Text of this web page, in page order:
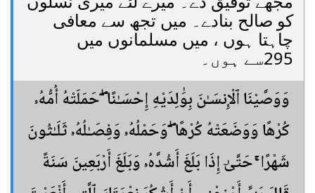
کو صالح بنادے۔ میں تجھ سے معافی
چاہتا ہوں ، میں مسلمانوں میں
295سے ہوں۔
وَوَصَّيْنَا ٱلْإِنسَـٰنَ بِوَٰلِدَيْهِ إِحْسَـٰنًا ۖ حَمَلَتْهُ أُمُّهُۥ
كُرْهًا وَوَضَعَتْهُ كُرْهًا ۖ وَحَمْلُهُۥ وَفِصَـٰلُهُۥ ثَلَـٰثُونَ
شَهْرًا ۚ حَتَّىٰٓ إِذَا بَلَغَ أَشُدَّهُۥ وَبَلَغَ أَرْبَعِينَ سَنَةً